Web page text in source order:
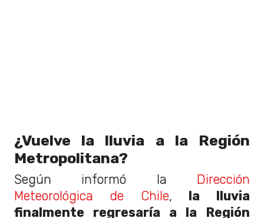
¿Vuelve la lluvia a la Región
Metropolitana?
Según informó la Dirección
Meteorológica de Chile, la lluvia
finalmente regresaría a la Región